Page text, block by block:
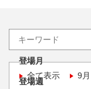
登場月
全て表示
9月
登場週